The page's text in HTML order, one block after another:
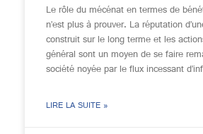
Le rôle du mécénat en termes de
n’est plus à prouver. La réputation
construit sur le long terme et les
général sont un moyen de se faire
société noyée par le flux incessant
LIRE LA SUITE »